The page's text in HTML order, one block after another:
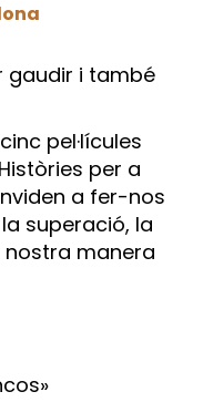
gaudir i també
pel·lícules
per a
a fer-nos
superació, la
nostra manera